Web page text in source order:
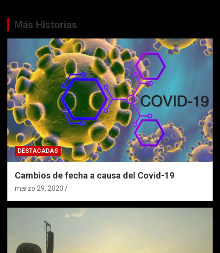
Más Historias
DESTACADAS
Cambios de fecha a causa del Covid-19
marzo 29, 2020